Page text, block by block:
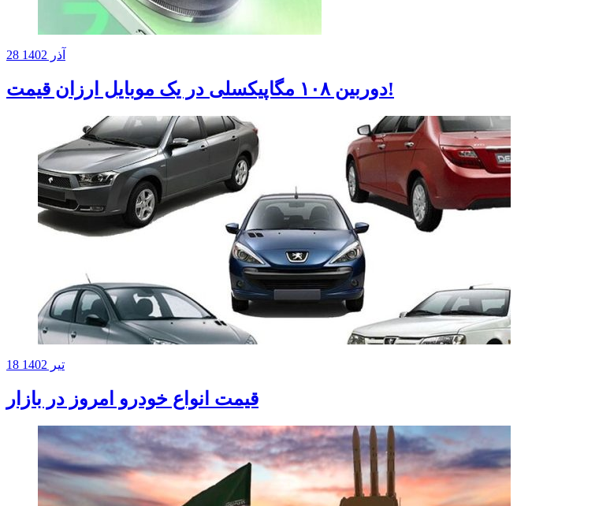
28 آذر 1402
دوربین ۱۰۸ مگاپیکسلی در یک موبایل ارزان قیمت!
18 تیر 1402
قیمت انواع خودرو امروز در بازار